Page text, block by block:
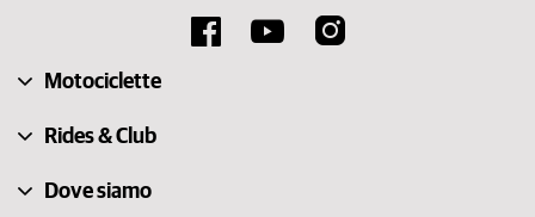
Motociclette
Rides & Club
Dove siamo